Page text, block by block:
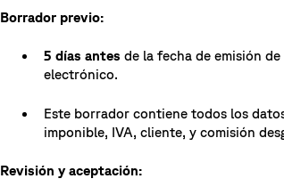
Borrador previo:
5 días antes de la fecha de emisión
electrónico.
Este borrador contiene todos los
imponible, IVA, cliente, y comisión
Revisión y aceptación: